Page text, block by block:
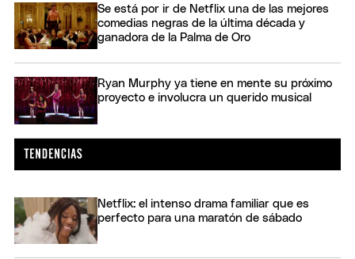
Se está por ir de Netflix una de las mejores
comedias negras de la última década y
ganadora de la Palma de Oro
Ryan Murphy ya tiene en mente su próximo
proyecto e involucra un querido musical
Netflix: el intenso drama familiar que es
perfecto para una maratón de sábado